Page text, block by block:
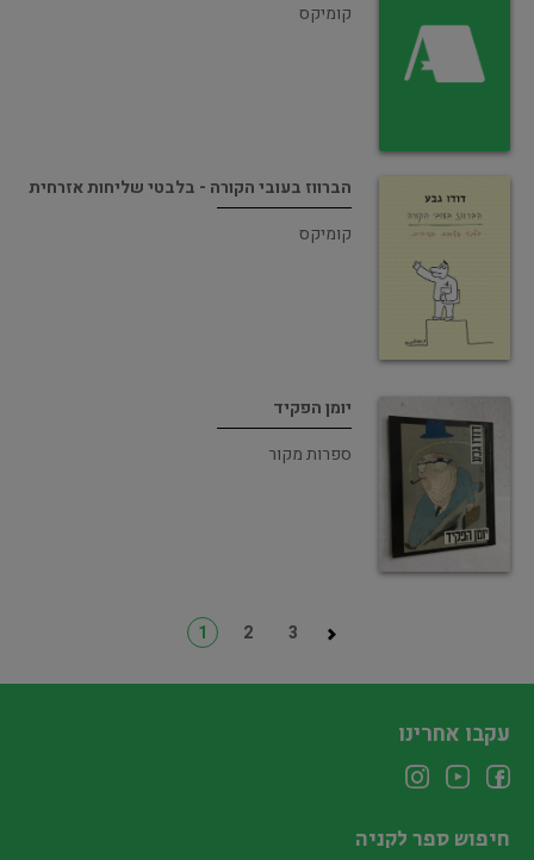
קומיקס
הברווז בעובי הקורה - בלבטי שליחות אזרחית
קומיקס
יומן הפקיד
ספרות מקור
1 2 3
עקבו אחרינו
חיפוש ספר לקניה